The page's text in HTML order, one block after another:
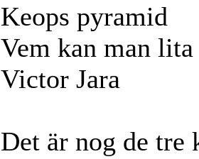
Keops pyramid
Vem kan man lita
Victor Jara
Det är nog de tre